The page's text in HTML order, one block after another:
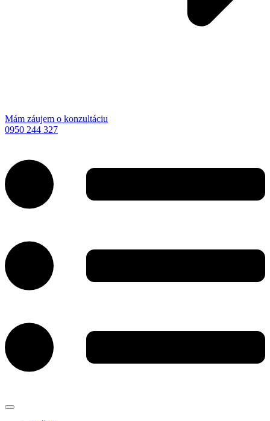
Mám záujem o konzultáciu
0950 244 327